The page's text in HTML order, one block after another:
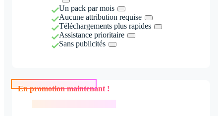
Un pack par mois
Aucune attribution requise
Téléchargements plus rapides
Assistance prioritaire
Sans publicités
En promotion maintenant !